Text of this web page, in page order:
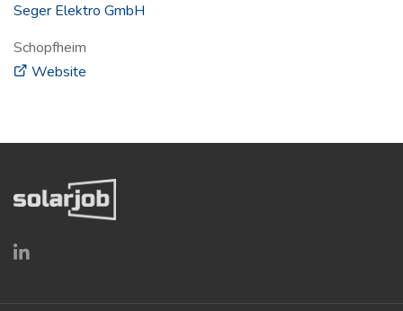
Seger Elektro GmbH
Schopfheim
Website